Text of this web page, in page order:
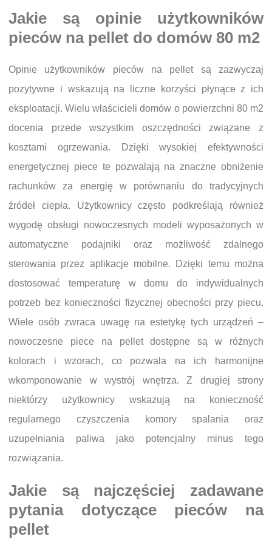
Jakie są opinie użytkowników
pieców na pellet do domów 80 m2
Opinie użytkowników pieców na pellet są zazwyczaj
pozytywne i wskazują na liczne korzyści płynące z ich
eksploatacji. Wielu właścicieli domów o powierzchni 80 m2
docenia przede wszystkim oszczędności związane z
kosztami ogrzewania. Dzięki wysokiej efektywności
energetycznej piece te pozwalają na znaczne obniżenie
rachunków za energię w porównaniu do tradycyjnych
źródeł ciepła. Użytkownicy często podkreślają również
wygodę obsługi nowoczesnych modeli wyposażonych w
automatyczne podajniki oraz możliwość zdalnego
sterowania przez aplikacje mobilne. Dzięki temu można
dostosować temperaturę w domu do indywidualnych
potrzeb bez konieczności fizycznej obecności przy piecu.
Wiele osób zwraca uwagę na estetykę tych urządzeń –
nowoczesne piece na pellet dostępne są w różnych
kolorach i wzorach, co pozwala na ich harmonijne
wkomponowanie w wystrój wnętrza. Z drugiej strony
niektórzy użytkownicy wskazują na konieczność
regularnego czyszczenia komory spalania oraz
uzupełniania paliwa jako potencjalny minus tego
rozwiązania.
Jakie są najczęściej zadawane
pytania dotyczące pieców na
pellet